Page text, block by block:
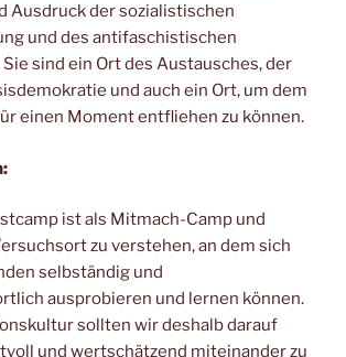
Ausdruck der sozialistischen
und des antifaschistischen
sind ein Ort des Austausches, der
und auch ein Ort, um dem
einen Moment entfliehen zu können.
ist als Mitmach-Camp und
zu verstehen, an dem sich
selbständig und
ausprobieren und lernen können.
sollten wir deshalb darauf
und wertschätzend miteinander zu